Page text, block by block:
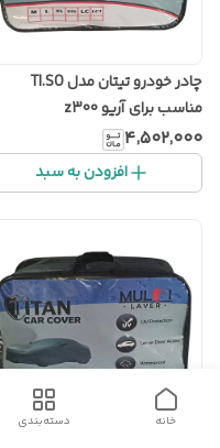
چادر خودرو تیتان مدل TI.SO
مناسب برای آریو z300
۴٬۵۰۲٬۰۰۰
افزودن به سبد
دسته‌بندی خانه